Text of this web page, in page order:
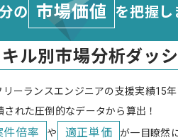
の 市場価値 を把握
ル別市場分析ダッ
リーランスエンジニアの支援実績15
された圧倒的なデータから算出！
件倍率 や 適正単価 が一目瞭然